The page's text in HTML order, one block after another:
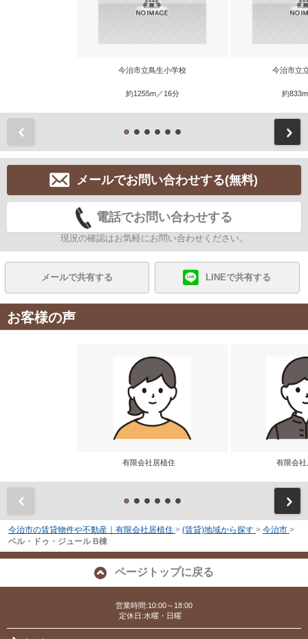
今治市立鳥生小学校
約1255m／16分
今治市立
約
メールでお問い合わせする(無料)
電話でお問い合わせする
現況の確認はお気軽にお問い合わせください。
メールで共有する LINEで共有する
お客様の声
有限会社居植住 有限会
今治市の賃貸物件や不動産｜有限会社居植住 > (賃貸)地域から探す > 今治市 >
ベル・ドゥ・ジュール B棟
ページトップに戻る
営業時間:10:00～18:00
定休日:水曜・日曜